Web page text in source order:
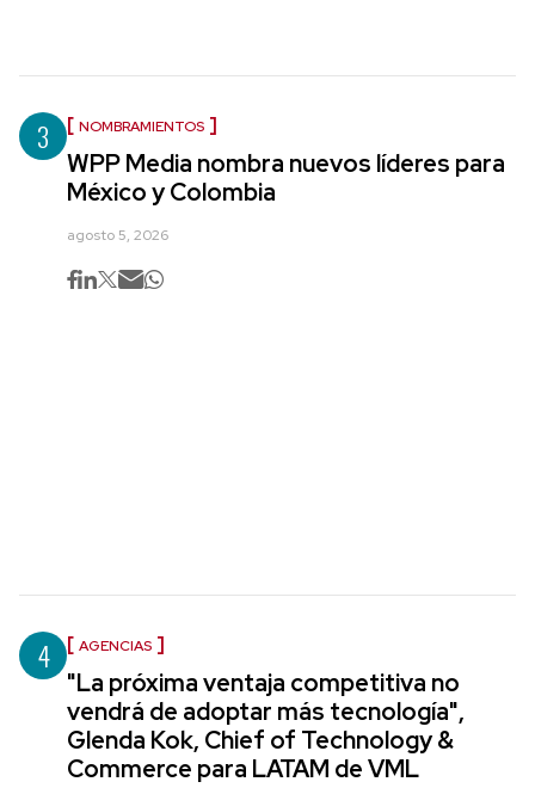
3 NOMBRAMIENTOS
WPP Media nombra nuevos líderes para
México y Colombia
agosto 5, 2026
4 AGENCIAS
"La próxima ventaja competitiva no
vendrá de adoptar más tecnología",
Glenda Kok, Chief of Technology &
Commerce para LATAM de VML